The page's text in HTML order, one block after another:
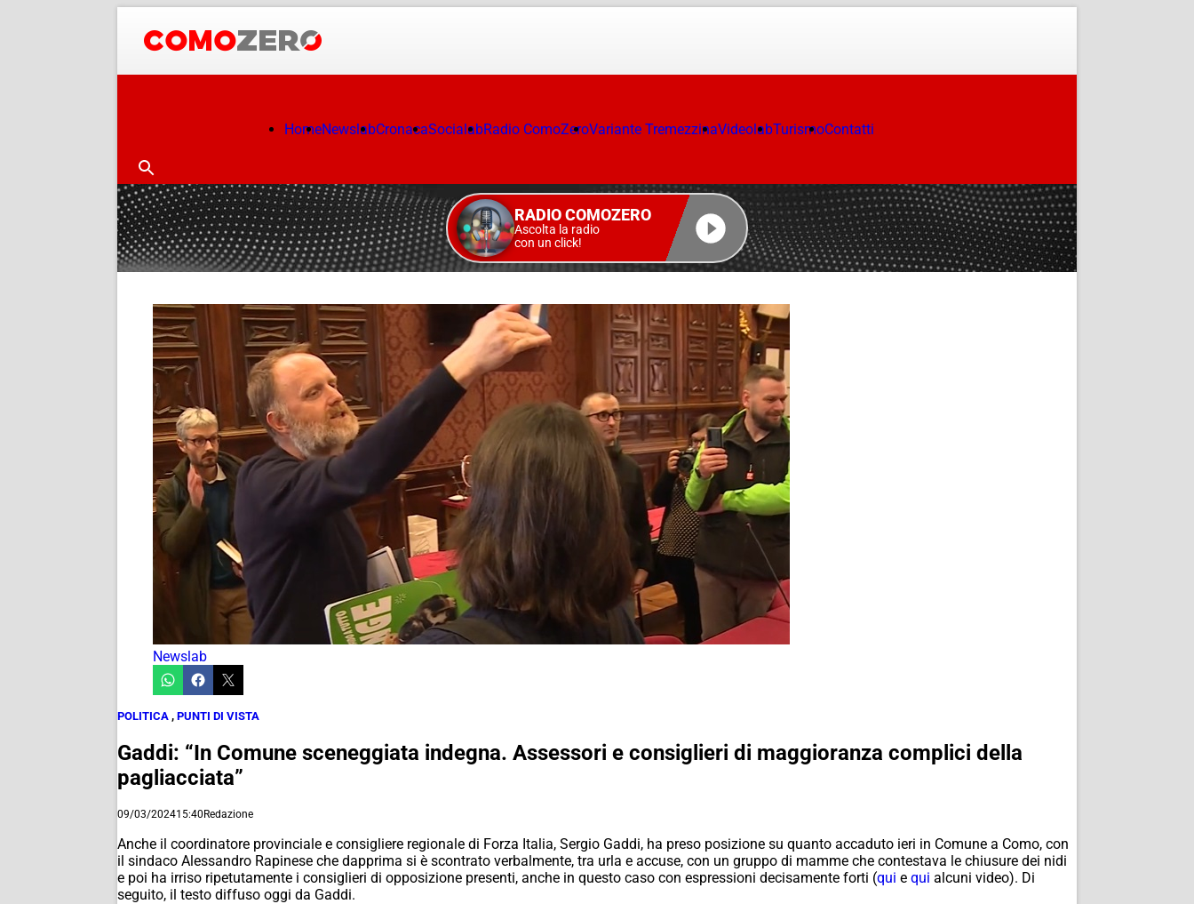
HomeNewslabCronacaSocialabRadio ComoZeroVariante TremezzinaVideolabTurismoContatti
RADIO COMOZERO
Ascolta la radio
con un click!
Newslab
POLITICA , PUNTI DI VISTA
Gaddi: “In Comune sceneggiata indegna. Assessori e consiglieri di maggioranza complici della
pagliacciata”
09/03/202415:40Redazione
Anche il coordinatore provinciale e consigliere regionale di Forza Italia, Sergio Gaddi, ha preso posizione su quanto accaduto ieri in Comune a Como, con
il sindaco Alessandro Rapinese che dapprima si è scontrato verbalmente, tra urla e accuse, con un gruppo di mamme che contestava le chiusure dei nidi
e poi ha irriso ripetutamente i consiglieri di opposizione presenti, anche in questo caso con espressioni decisamente forti (qui e qui alcuni video). Di
seguito, il testo diffuso oggi da Gaddi.